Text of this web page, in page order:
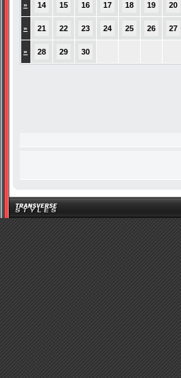
» 14 15 16 17 18 19 20
» 21 22 23 24 25 26 27
» 28 29 30